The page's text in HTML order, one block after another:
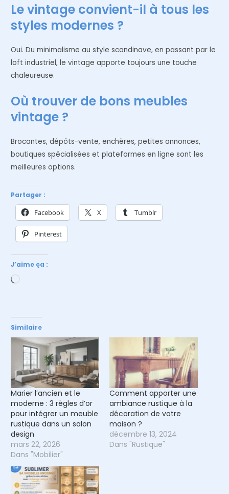
Le vintage convient-il à tous les
styles modernes ?
Oui. Du minimalisme au style scandinave, en passant par le
loft industriel, le vintage apporte toujours une touche
chaleureuse.
Où trouver de bons meubles
vintage ?
Brocantes, dépôts-vente, enchères, petites annonces,
boutiques spécialisées et plateformes en ligne sont les
meilleures options.
Partager :
Facebook X Tumblr
Pinterest
J’aime ça :
Chargement…
Similaire
Marier l’ancien et le
moderne : 3 règles d’or
pour intégrer un meuble
rustique dans un salon
design
mars 22, 2026
Dans "Mobilier"
Comment apporter une
ambiance rustique à la
décoration de votre
maison ?
décembre 13, 2024
Dans "Rustique"